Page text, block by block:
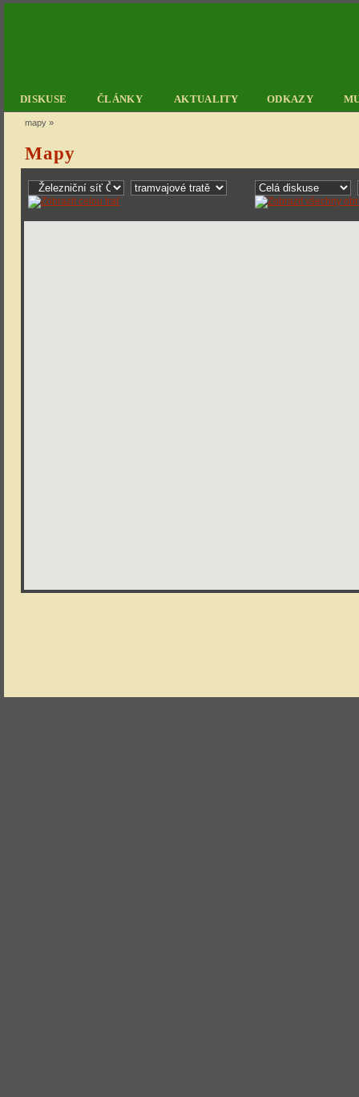
DISKUSE ČLÁNKY AKTUALITY ODKAZY
mapy »
Mapy